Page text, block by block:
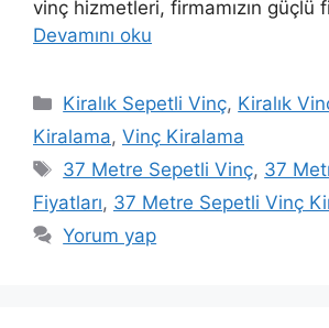
vinç hizmetleri, firmamızın güçlü
Devamını oku
Kategoriler
Kiralık Sepetli Vinç, Kiralık
Kiralama, Vinç Kiralama
Etiketler
37 Metre Sepetli Vinç, 37
Fiyatları, 37 Metre Sepetli Vinç
Yorum yap